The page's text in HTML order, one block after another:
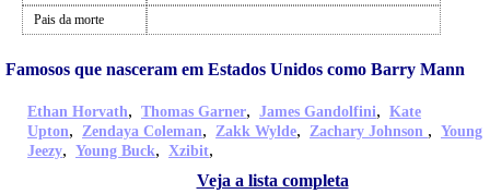
Pais da morte
Famosos que nasceram em Estados Unidos como Barry Mann
Ethan Horvath, Thomas Garner, James Gandolfini, Kate
Upton, Zendaya Coleman, Zakk Wylde, Zachary Johnson , Young
Jeezy, Young Buck, Xzibit,
Veja a lista completa